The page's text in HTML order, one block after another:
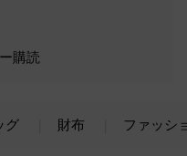
購読
グ 財布 ファッシ